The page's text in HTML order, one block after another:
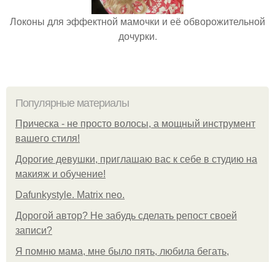
Локоны для эффектной мамочки и её обворожительной
дочурки.
Популярные материалы
Прическа - не просто волосы, а мощный инструмент
вашего стиля!
Дорогие девушки, приглашаю вас к себе в студию на
макияж и обучение!
Dafunkystyle. Matrix neo.
Дорогой автор? Не забудь сделать репост своей
записи?
Я помню мама, мне было пять, любила бегать,